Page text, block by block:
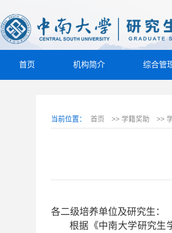
首页 机构简介 综合管
当前位置： 首页 >> 学籍奖助 >>
各二级培养单位及研究生：
根据《中南大学研究生